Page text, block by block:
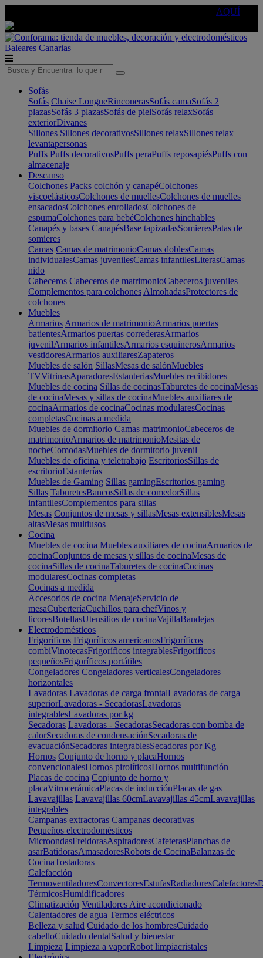
AQUÍ
Baleares Canarias
Sofás
Sofás Chaise LongueRinconerasSofás camaSofás 2
plazasSofás 3 plazasSofás de pielSofás relaxSofás
exteriorDivanes
Sillones Sillones decorativosSillones relaxSillones relax
levantapersonas
Puffs Puffs decorativosPuffs peraPuffs reposapiésPuffs con
almacenaje
Descanso
Colchones Packs colchón y canapéColchones
viscoelásticosColchones de muellesColchones de muelles
ensacadosColchones enrolladosColchones de
espumaColchones para bebéColchones hinchables
Canapés y bases CanapésBase tapizadasSomieresPatas de
somieres
Camas Camas de matrimonioCamas doblesCamas
individualesCamas juvenilesCamas infantilesLiterasCamas
nido
Cabeceros Cabeceros de matrimonioCabeceros juveniles
Complementos para colchones AlmohadasProtectores de
colchones
Muebles
Armarios Armarios de matrimonioArmarios puertas
batientesArmarios puertas correderasArmarios
juvenilArmarios infantilesArmarios esquinerosArmarios
vestidoresArmarios auxiliaresZapateros
Muebles de salón SillasMesas de salónMuebles
TVVitrinasAparadoresEstanteriasMuebles recibidores
Muebles de cocina Sillas de cocinasTaburetes de cocinaMesas
de cocinaMesas y sillas de cocinaMuebles auxiliares de
cocinaArmarios de cocinaCocinas modularesCocinas
completasCocinas a medida
Muebles de dormitorio Camas matrimonioCabeceros de
matrimonioArmarios de matrimonioMesitas de
nocheComodasMuebles de dormitorio juvenil
Muebles de oficina y teletrabajo EscritoriosSillas de
escritorioEstanterías
Muebles de Gaming Sillas gamingEscritorios gaming
Sillas TaburetesBancosSillas de comedorSillas
infantilesComplementos para sillas
Mesas Conjuntos de mesas y sillasMesas extensiblesMesas
altasMesas multiusos
Cocina
Muebles de cocina Muebles auxiliares de cocinaArmarios de
cocinaConjuntos de mesas y sillas de cocinaMesas de
cocinaSillas de cocinaTaburetes de cocinaCocinas
modularesCocinas completas
Cocinas a medida
Accesorios de cocina MenajeServicio de
mesaCuberteríaCuchillos para chefVinos y
licoresBotellasUtensilios de cocinaVajillaBandejas
Electrodomésticos
Frigoríficos Frigoríficos americanosFrigoríficos
combiVinotecasFrigoríficos integrablesFrigoríficos
pequeñosFrigoríficos portátiles
Congeladores Congeladores verticalesCongeladores
horizontales
Lavadoras Lavadoras de carga frontalLavadoras de carga
superiorLavadoras - SecadorasLavadoras
integrablesLavadoras por kg
Secadoras Lavadoras - SecadorasSecadoras con bomba de
calorSecadoras de condensaciónSecadoras de
evacuaciónSecadoras integrablesSecadoras por Kg
Hornos Conjunto de horno y placaHornos
convencionalesHornos pirolíticosHornos multifunción
Placas de cocina Conjunto de horno y
placaVitrocerámicaPlacas de inducciónPlacas de gas
Lavavajillas Lavavajillas 60cmLavavajillas 45cmLavavajillas
integrables
Campanas extractoras Campanas decorativas
Pequeños electrodomésticos
MicroondasFreidorasAspiradoresCafeterasPlanchas de
asarBatidorasAmasadoresRobots de CocinaBalanzas de
CocinaTostadoras
Calefacción
TermoventiladoresConvectoresEstufasRadiadoresCalefactores
TérmicosHumidificadores
Climatización Ventiladores Aire acondicionado
Calentadores de agua Termos eléctricos
Belleza y salud Cuidado de los hombresCuidado
cabelloCuidado dentalSalud y bienestar
Limpieza Limpieza a vaporRobot limpiacristales